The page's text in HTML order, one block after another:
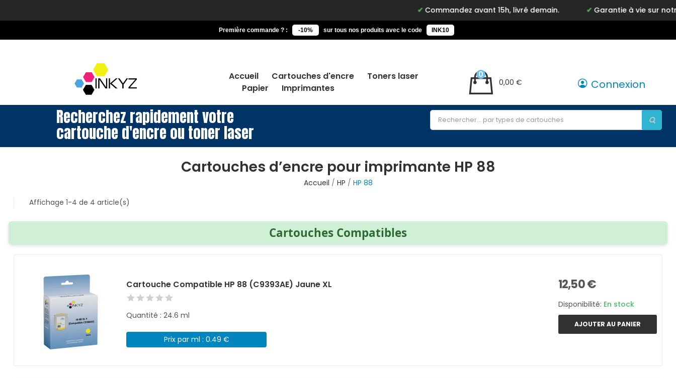
Commandez avant 15h, livré demain. Garantie à vie sur notre
Première commande ? : -10% sur tous nos produits avec le code INK10
Accueil Cartouches d'encre
Toners laser
Papier
Imprimantes
0,00 €
0
Connexion
Recherchez rapidement votre
cartouche d'encre ou toner laser
Cartouches d’encre pour imprimante HP 88
Accueil HP
HP 88
Affichage 1-4 de 4 article(s)
Cartouches Compatibles
Cartouche Compatible HP 88 (C9393AE) Jaune XL
Quantité : 24.6 ml
Prix par ml : 0.49 €
12,50 €
Disponibilité: En stock
AJOUTER AU PANIER